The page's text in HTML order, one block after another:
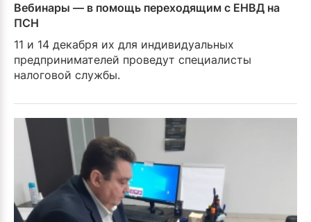
Вебинары — в помощь переходящим с ЕНВД на
ПСН
11 и 14 декабря их для индивидуальных
предпринимателей проведут специалисты
налоговой службы.